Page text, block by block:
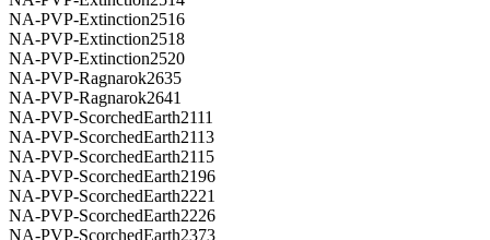
NA-PVP-Extinction2516
NA-PVP-Extinction2518
NA-PVP-Extinction2520
NA-PVP-Ragnarok2635
NA-PVP-Ragnarok2641
NA-PVP-ScorchedEarth2111
NA-PVP-ScorchedEarth2113
NA-PVP-ScorchedEarth2115
NA-PVP-ScorchedEarth2196
NA-PVP-ScorchedEarth2221
NA-PVP-ScorchedEarth2226
NA-PVP-ScorchedEarth2373